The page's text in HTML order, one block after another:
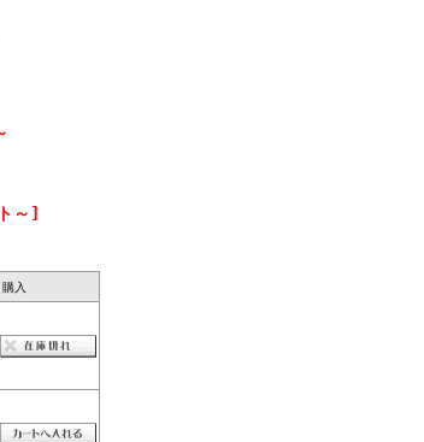
～]
購入